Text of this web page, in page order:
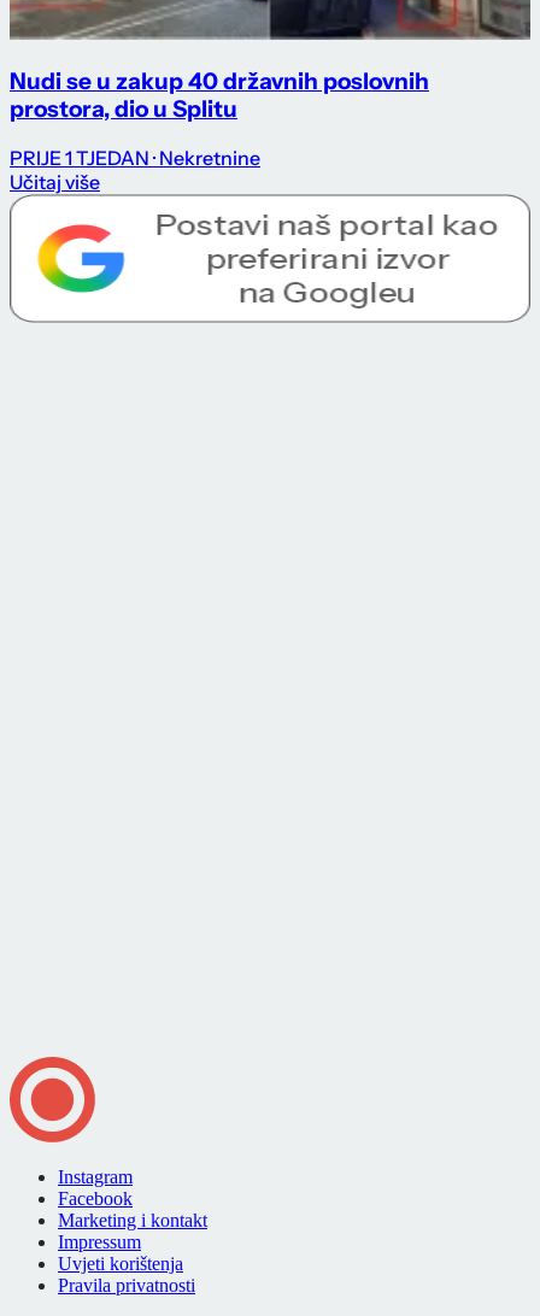
Nudi se u zakup 40 državnih poslovnih
prostora, dio u Splitu
PRIJE 1 TJEDAN · Nekretnine
Učitaj više
Instagram
Facebook
Marketing i kontakt
Impressum
Uvjeti korištenja
Pravila privatnosti